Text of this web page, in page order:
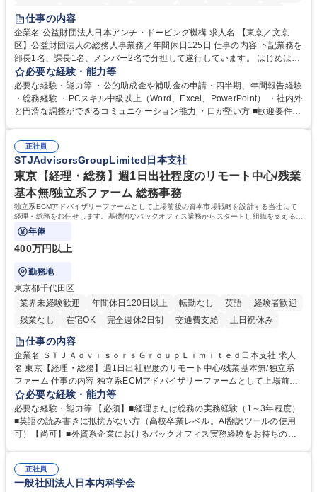
賞与あり
育休あり
食事補助あり
仕事の内容
企業名 公益財団法人日本アンチ・ドーピング機構 求人名 【東京／文京
区】公益財団法人の総務人事業務／年間休日125日 仕事の内容 下記業務を
部長1名、課長1名、メンバー2名で分担して遂行しています。 はじめは担
当者として業務を覚えていただき、ゆくゆくはリーダーやマネージャーポ
ジションとして活躍いただくことを期待しています。 【総務・人事グルー
プの業務内容】 ・人事制度関連 ・採用活動 ・教育研修の企画、実行 ・勤
怠管理 ・官公庁への各種提出 ・法定の会議運営（評議員会、理事会） ・
管理 ・福利厚生関連 ・職員からの問合せ、相談対応 ・その他日常の総務
業務全般 募集職種 【東京／文京区】公益財団法人の総務人事業務／年間
休日125日
必要な経験・能力等
必要な経験・能力等 ・公的助成金や補助金の申請・四半期、年間報告経験
・総務経験 ・PCスキル中級以上（Word、Excel、PowerPoint） ・社内外
と円滑な調整ができるコミュニケーション能力 ・口が堅い方 ■歓迎要件
正社員
STJAdvisorsGroupLimited日本支社
東京【経理・総務】週1日出社程度のリモート中心/残業
基本無/独立系ファーム 総務事務
独立系ECMアドバイザリーファームとして上場前後の資本市場戦略を設計する当社にて
経理・総務をお任せします。基礎的なバックオフィス業務からスタートし組織を支える専
任担当として広く活躍できる環境です。
年俸
400万円以上
勤務地
東京都千代田区
業界未経験歓迎
年間休日120日以上 転勤なし 英語
経験者歓迎
残業なし
在宅OK 完全週休2日制 交通費支給 土日祝休み
仕事の内容
企業名 ＳＴＪＡｄｖｉｓｏｒｓＧｒｏｕｐＬｉｍｉｔｅｄ日本支社 求人
名 東京【経理・総務】週1日出社程度のリモート中心/残業基本無/独立系
ファーム 仕事の内容 独立系ECMアドバイザリーファームとして上場前後
の資本市場戦略を設計する当社にて経理・総務をお任せします。基礎的な
バックオフィス業務からスタートし組織を支える専任担当として広く活躍
できる環境です。 ■日常経理、月次および年次決算サポート業務 ■本国
（グローバル）との英文メール対応（AI翻訳ツール等を使用しての対応で
業務をお任せします。残業も基本的には発生せず、ご自身のペースで業務
を進めやすく定着率の高い環境です。 募集職種 東京【経理・総務】週1日
必要な経験・能力等
必要な経験・能力等 【必須】■経理または総務の実務経験（1～3年程度）
■英語の読み書きに抵抗がない方（高校卒業レベル。AI翻訳ツールの使用
可）【尚可】■外資系企業におけるバックオフィス実務経験をお持ちの方
【働き方について】現在は週4日程度の在宅勤務を実施しており、ワーク
ライフバランスを重視する方に最適な環境です（フルリモートも面接で相
正社員
一般社団法人日本内科学会